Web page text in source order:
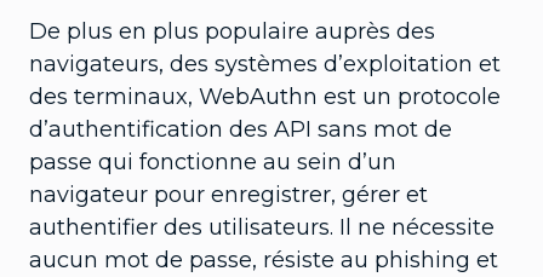
De plus en plus populaire auprès des
navigateurs, des systèmes d’exploitation et
des terminaux, WebAuthn est un protocole
d’authentification des API sans mot de
passe qui fonctionne au sein d’un
navigateur pour enregistrer, gérer et
authentifier des utilisateurs. Il ne nécessite
aucun mot de passe, résiste au phishing et